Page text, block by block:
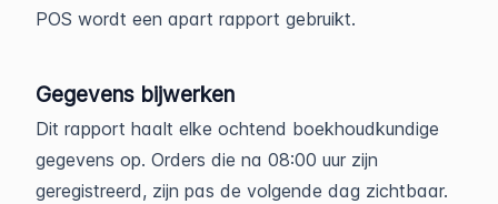
POS wordt een apart rapport gebruikt.
Gegevens bijwerken
Dit rapport haalt elke ochtend boekhoudkundige
gegevens op. Orders die na 08:00 uur zijn
geregistreerd, zijn pas de volgende dag zichtbaar.